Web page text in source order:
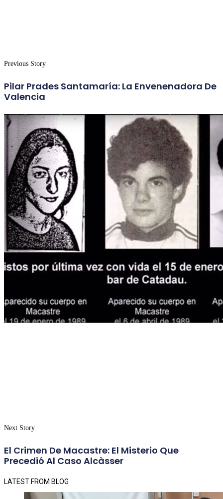
Previous Story
Pilar Prades Santamaría: La Envenenadora De
Valencia
Next Story
El Crimen De Macastre: El Misterio Que
Precedió Al Caso Alcàsser
LATEST FROM BLOG